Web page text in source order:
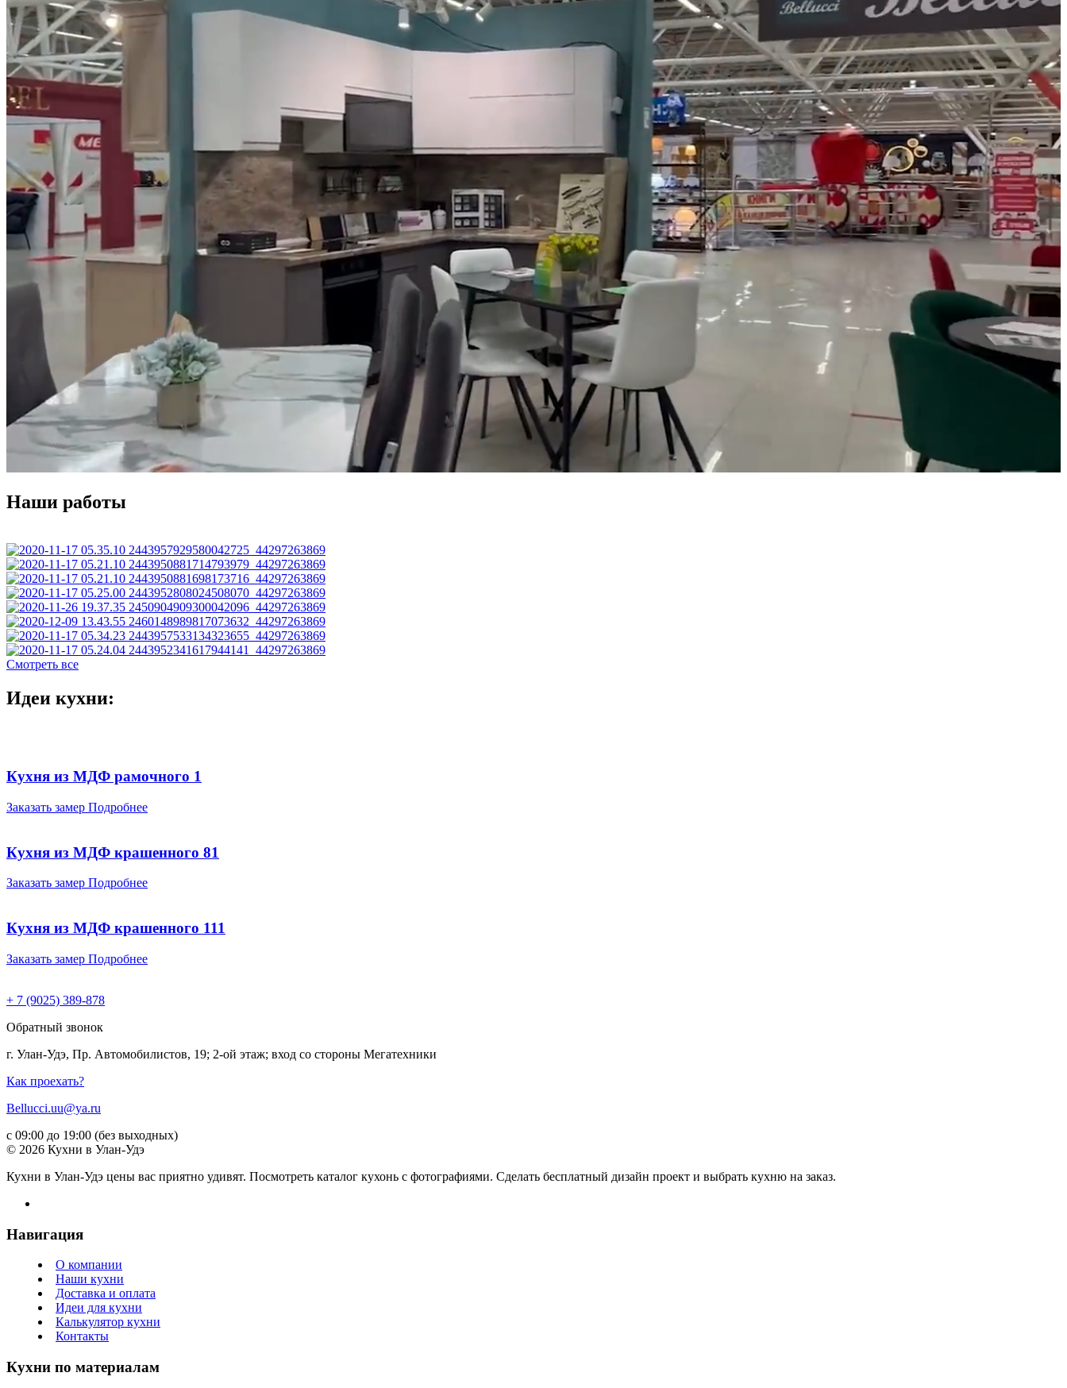
Наши работы
Смотреть все
Идеи кухни:
Кухня из МДФ рамочного 1
Заказать замер Подробнее
Кухня из МДФ крашенного 81
Заказать замер Подробнее
Кухня из МДФ крашенного 111
Заказать замер Подробнее
+ 7 (9025) 389-878
Обратный звонок
г. Улан-Удэ, Пр. Автомобилистов, 19; 2-ой этаж; вход со стороны Мегатехники
Как проехать?
Bellucci.uu@ya.ru
с 09:00 до 19:00 (без выходных)
© 2026 Кухни в Улан-Удэ
Кухни в Улан-Удэ цены вас приятно удивят. Посмотреть каталог кухонь с фотографиями. Сделать бесплатный дизайн проект и выбрать кухню на заказ.
Навигация
О компании
Наши кухни
Доставка и оплата
Идеи для кухни
Калькулятор кухни
Контакты
Кухни по материалам